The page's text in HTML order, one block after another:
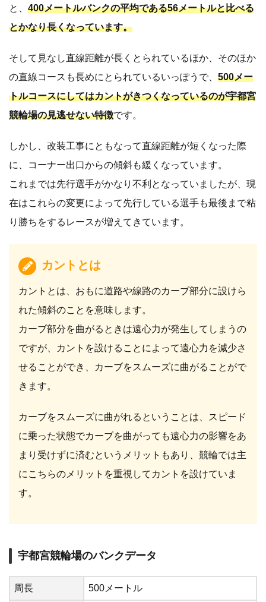
と、 400メートルバンクの平均である56メートルと比べる
とかなり長くなっています。
そして見なし直線距離が長くとられているほか、そのほか
の直線コースも長めにとられているいっぽうで、 500メー
トルコースにしてはカントがきつくなっているのが宇都宮
競輪場の見逃せない特徴です。
しかし、改装工事にともなって直線距離が短くなった際
に、コーナー出口からの傾斜も緩くなっています。
これまでは先行選手がかなり不利となっていましたが、現
在はこれらの変更によって先行している選手も最後まで粘
り勝ちをするレースが増えてきています。
カントとは
カントとは、おもに道路や線路のカーブ部分に設けら
れた傾斜のことを意味します。
カーブ部分を曲がるときは遠心力が発生してしまうの
ですが、カントを設けることによって遠心力を減少さ
せることができ、カーブをスムーズに曲がることがで
きます。
カーブをスムーズに曲がれるということは、スピード
に乗った状態でカーブを曲がっても遠心力の影響をあ
まり受けずに済むというメリットもあり、競輪では主
にこちらのメリットを重視してカントを設けていま
す。
宇都宮競輪場のバンクデータ
周長 500メートル